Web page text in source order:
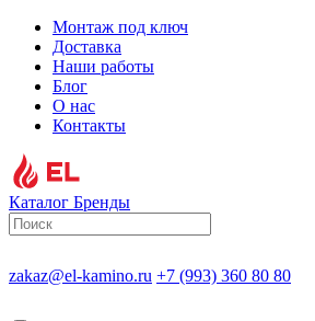
Монтаж под ключ
Доставка
Наши работы
Блог
О нас
Контакты
Каталог Бренды
zakaz@el-kamino.ru +7 (993) 360 80 80